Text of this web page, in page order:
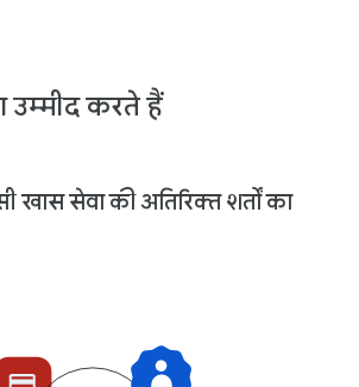
करते हैं
खास सेवा की अतिरिक्त शर्तों का